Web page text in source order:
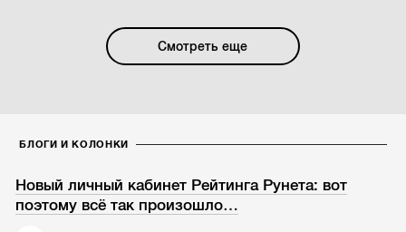
Смотреть еще
БЛОГИ И КОЛОНКИ
Новый личный кабинет Рейтинга Рунета: вот
поэтому всё так произошло…